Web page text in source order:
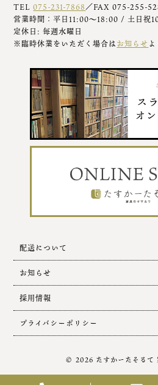
TEL075-231-7868／FAX 075-255-
営業時間：平日11:00～18:00 / 土日祝
定休日: 毎週水曜日
※臨時休業をいただく場合はお知らせ
配送について
お知らせ
採用情報
プライバシーポリシー
© 2026 たすかーたそるて